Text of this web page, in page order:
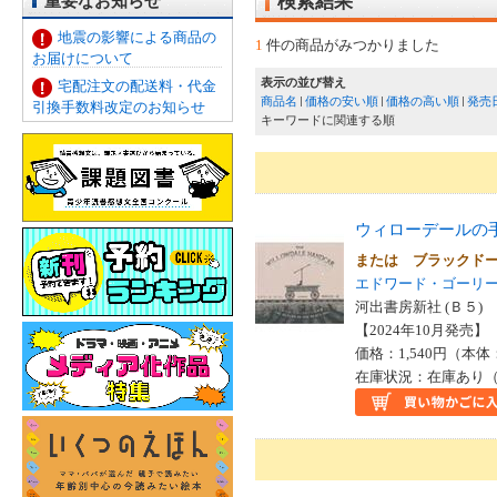
地震の影響による商品の
お届けについて
宅配注文の配送料・代金
引換手数料改定のお知らせ
1 件の商品がみつかりました
表示の並び替え
商品名
価格の安い順 価格の高い順 発売
キーワードに関連する順
ウィローデールの
または ブラックド
エドワード・ゴーリ
河出書房新社 (Ｂ５)
【2024年10月発売
価格：1,540円（本体
在庫状況：在庫あり